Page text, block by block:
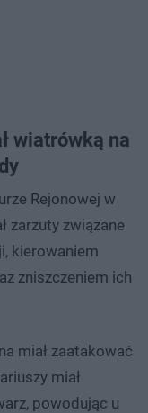
wiatrówką na
Rejonowej w
zarzuty związane
kierowaniem
zniszczeniem ich
miał zaatakować
miał
powodując u